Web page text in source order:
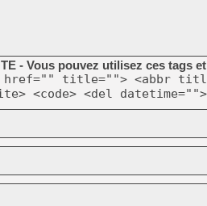
- Vous pouvez utilisez ces tags
href="" title=""> <abbr
<code> <del